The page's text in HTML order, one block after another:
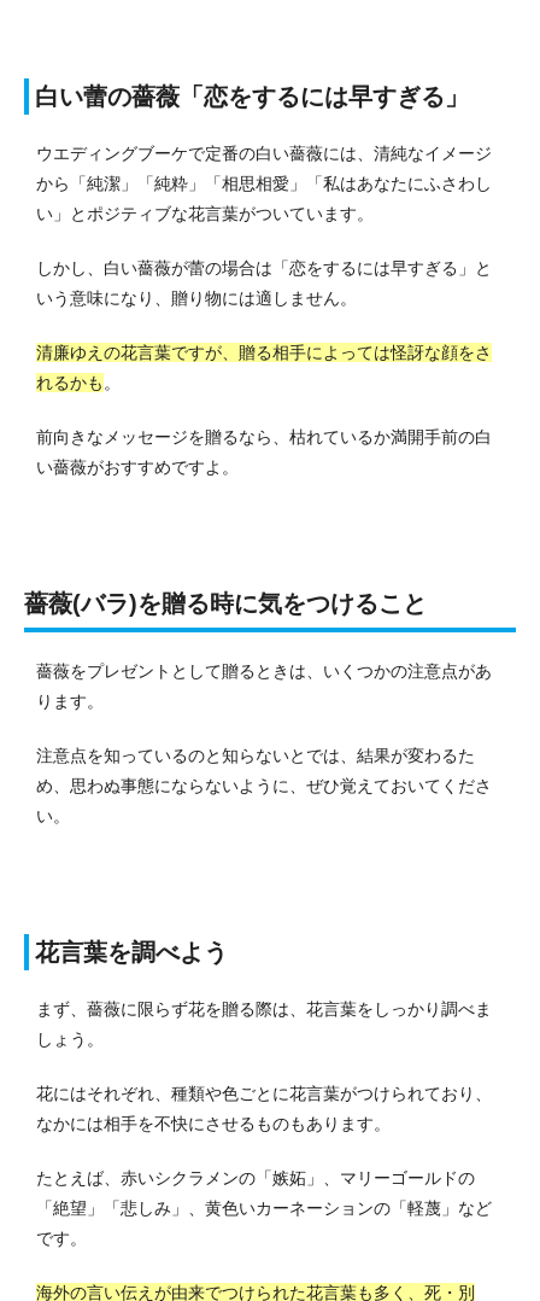
白い蕾の薔薇「恋をするには早すぎる」
ウエディングブーケで定番の白い薔薇には、清純なイメージ
から「純潔」「純粋」「相思相愛」「私はあなたにふさわし
い」とポジティブな花言葉がついています。
しかし、白い薔薇が蕾の場合は「恋をするには早すぎる」と
いう意味になり、贈り物には適しません。
清廉ゆえの花言葉ですが、贈る相手によっては怪訝な顔をさ
れるかも 。
前向きなメッセージを贈るなら、枯れているか満開手前の白
い薔薇がおすすめですよ。
薔薇(バラ)を贈る時に気をつけること
薔薇をプレゼントとして贈るときは、いくつかの注意点があ
ります。
注意点を知っているのと知らないとでは、結果が変わるた
め、思わぬ事態にならないように、ぜひ覚えておいてくださ
い。
花言葉を調べよう
まず、薔薇に限らず花を贈る際は、花言葉をしっかり調べま
しょう。
花にはそれぞれ、種類や色ごとに花言葉がつけられており、
なかには相手を不快にさせるものもあります。
たとえば、赤いシクラメンの「嫉妬」、マリーゴールドの
「絶望」「悲しみ」、黄色いカーネーションの「軽蔑」など
です。
海外の言い伝えが由来でつけられた花言葉も多く、死・別